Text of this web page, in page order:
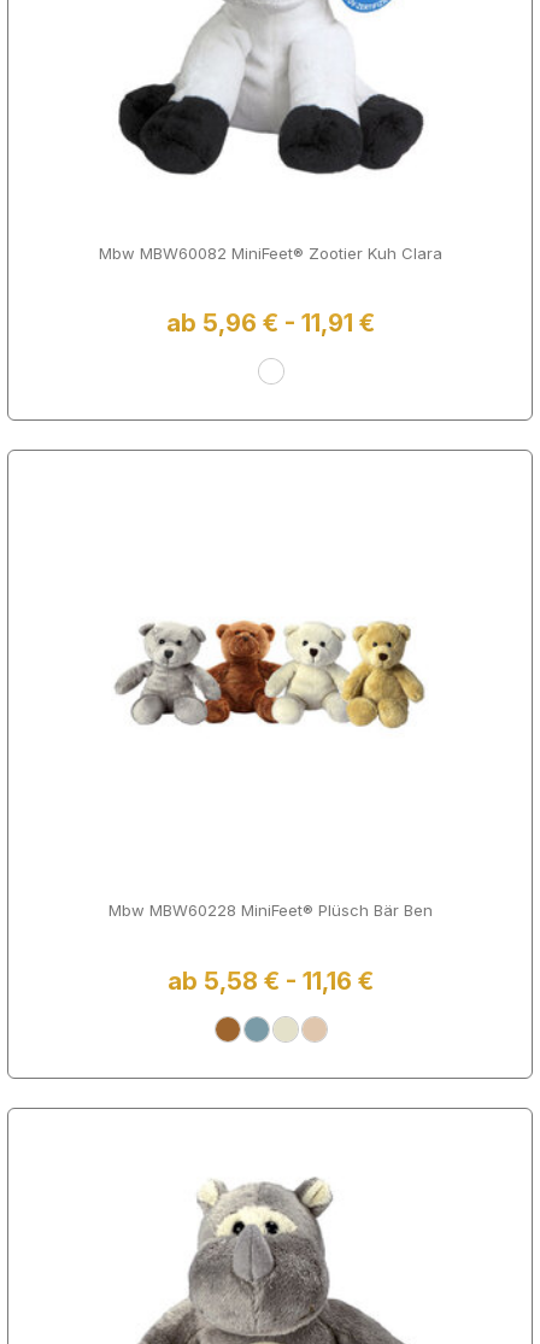
Mbw MBW60082 MiniFeet® Zootier Kuh Clara
ab 5,96 € - 11,91 €
Mbw MBW60228 MiniFeet® Plüsch Bär Ben
ab 5,58 € - 11,16 €